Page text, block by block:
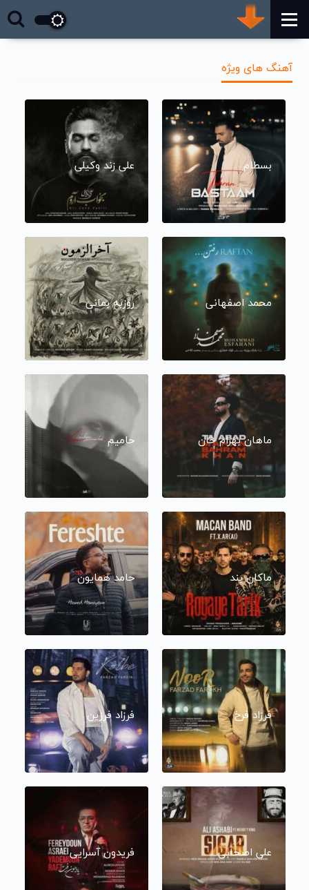
آهنگ های ویژه
بسطام علی زند وکیلی
محمد اصفهانی روزبه بمانی
ماهان بهرام خان حامیم
ماکان بند حامد همایون
فرزاد فرخ فرزاد فرزین
علی اصحابی فریدون آسرایی